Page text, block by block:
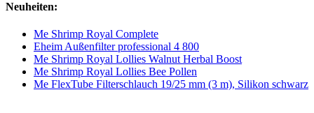
Neuheiten:
Me Shrimp Royal Complete
Eheim Außenfilter professional 4 800
Me Shrimp Royal Lollies Walnut Herbal Boost
Me Shrimp Royal Lollies Bee Pollen
Me FlexTube Filterschlauch 19/25 mm (3 m), Silikon schwarz